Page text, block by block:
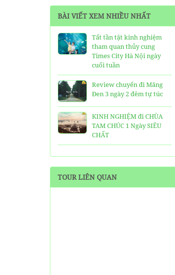
BÀI VIẾT XEM NHIỀU NHẤT
Tất tần tật kinh nghiệm
tham quan thủy cung
Times City Hà Nội ngày
cuối tuần
Review chuyến đi Măng
Đen 3 ngày 2 đêm tự túc
KINH NGHIỆM đi CHÙA
TAM CHÚC 1 Ngày SIÊU
CHẤT
25 Ngôi Chùa ở Sài Gòn
TOP 16 địa điểm du lịch
TOUR LIÊN QUAN